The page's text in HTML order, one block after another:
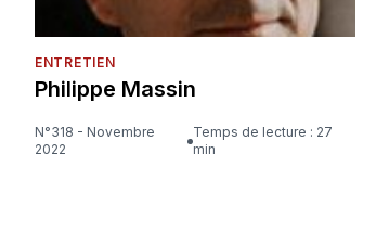
ENTRETIEN
Philippe Massin
N°318 - Novembre
2022
Temps de lecture : 27
min